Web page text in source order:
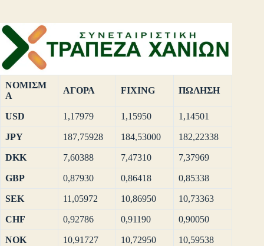
ΝΟΜΙΣΜ
Α
ΑΓΟΡΑ FIXING ΠΩΛΗΣΗ
USD 1,17979 1,15950 1,14501
JPY 187,75928 184,53000 182,22338
DKK 7,60388 7,47310 7,37969
GBP 0,87930 0,86418 0,85338
SEK 11,05972 10,86950 10,73363
CHF 0,92786 0,91190 0,90050
NOK 10,91727 10,72950 10,59538